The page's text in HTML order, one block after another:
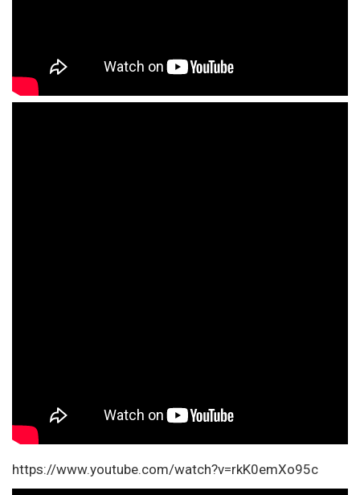
https://www.youtube.com/watch?v=rkK0emXo95c